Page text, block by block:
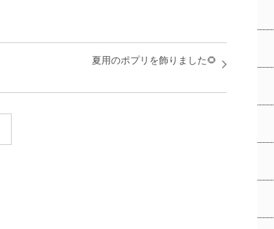
夏用のポプリを飾りました🌻